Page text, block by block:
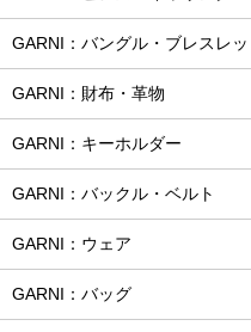
GARNI：バングル・ブレスレ
GARNI：財布・革物
GARNI：キーホルダー
GARNI：バックル・ベルト
GARNI：ウェア
GARNI：バッグ